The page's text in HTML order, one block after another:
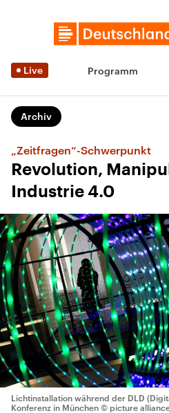
Live Programm
Archiv
„Zeitfragen“-Schwerpunkt
Revolution,
Industrie 4.0
Lichtinstallation während der DLD
Konferenz in München © picture